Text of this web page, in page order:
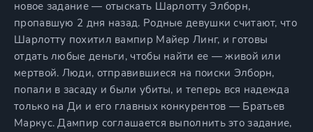
новое задание — отыскать Шарлотту Элборн,
пропавшую 2 дня назад. Родные девушки считают, что
Шарлотту похитил вампир Майер Линг, и готовы
отдать любые деньги, чтобы найти ее — живой или
мертвой. Люди, отправившиеся на поиски Элборн,
попали в засаду и были убиты, и теперь вся надежда
только на Ди и его главных конкурентов — Братьев
Маркус. Дампир соглашается выполнить это задание,